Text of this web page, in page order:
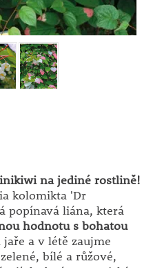
na jediné rostlině!
kolomikta 'Dr
popínavá liána, která
hodnotu s bohatou
jaře a v létě zaujme
bílé a růžové,